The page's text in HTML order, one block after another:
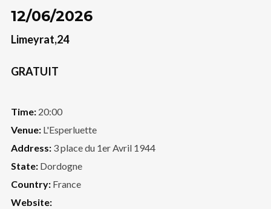
12/06/2026
Limeyrat,24
GRATUIT
Time:20:00
Venue:L'Esperluette
Address:3 place du 1er Avril 1944
State:Dordogne
Country:France
Website: